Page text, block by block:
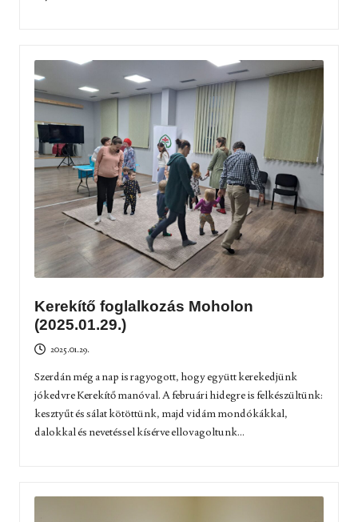
Kerekítő foglalkozás Moholon
(2025.01.29.)
2025.01.29.
Szerdán még a nap is ragyogott, hogy együtt kerekedjünk
jókedvre Kerekítő manóval. A februári hidegre is felkészültünk:
kesztyűt és sálat kötöttünk, majd vidám mondókákkal,
dalokkal és nevetéssel kísérve ellovagoltunk...